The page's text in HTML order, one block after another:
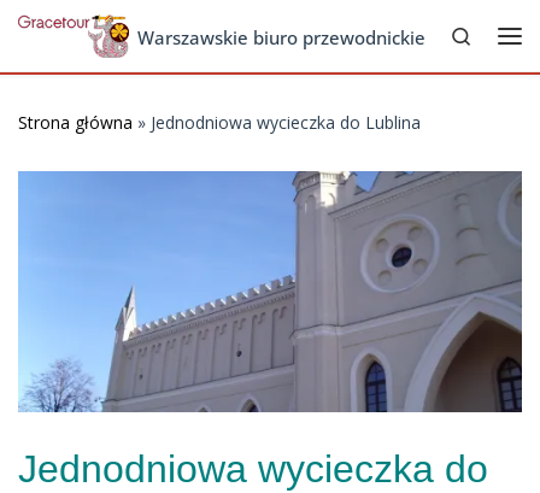
Skip to contentWarszawskie biuro przewodnickie
Search
Strona główna » Jednodniowa wycieczka do Lublina
Jednodniowa wycieczka do